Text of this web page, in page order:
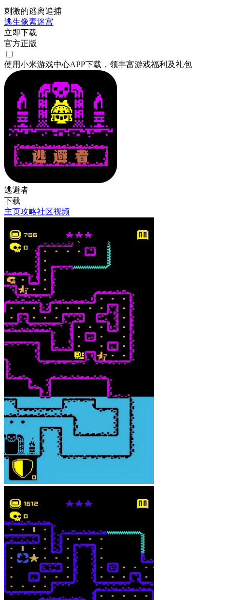
刺激的逃离追捕
逃生像素迷宫
立即下载
官方正版
使用小米游戏中心APP下载 ，领丰富游戏福利 及礼包
逃避者
下载
主页攻略社区视频